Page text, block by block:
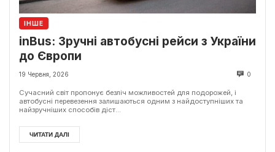
ІНШЕ
inBus: Зручні автобусні рейси з України
до Європи
19 Червня, 2026 0
Сучасний світ пропонує безліч можливостей для подорожей, і
автобусні перевезення залишаються одним з найдоступніших та
найзручніших способів діст...
ЧИТАТИ ДАЛІ